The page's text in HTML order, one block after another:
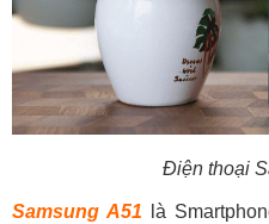
Điện thoại
Samsung A51 là